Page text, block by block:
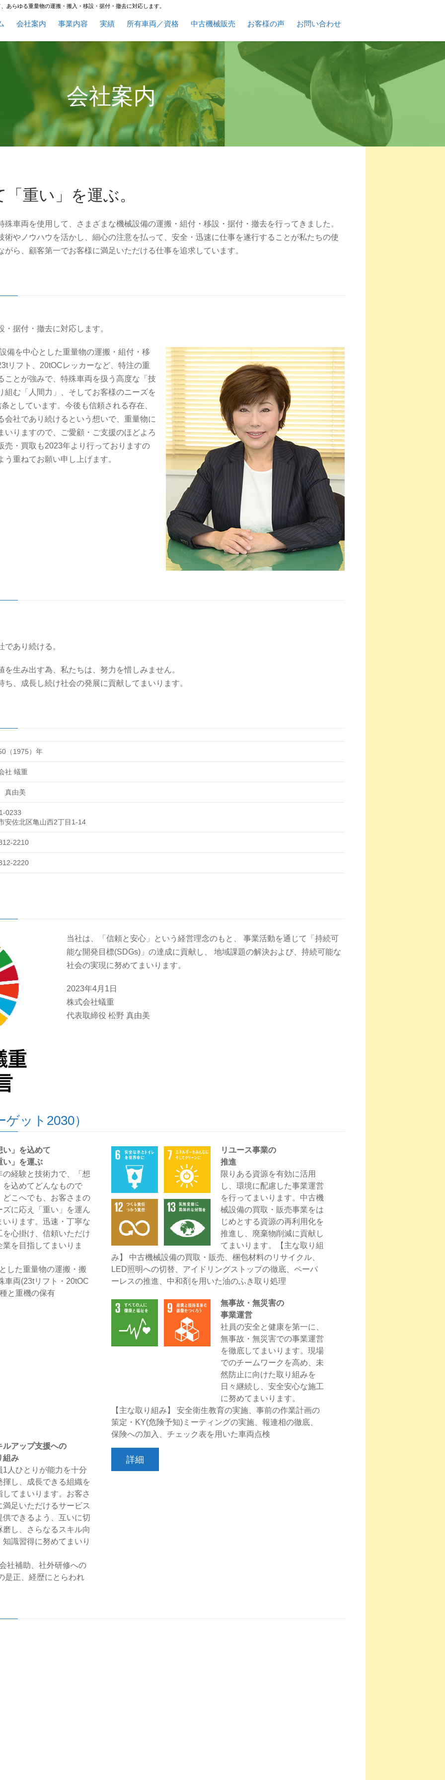
あらゆる重量物の運搬・搬入・移設・据付・撤去に対応します。
会社案内 事業内容 実績 所有車両／資格 中古機械販売 お客様の声 お問い合わせ
会社案内
重い」を運ぶ。
車両を使用して、さまざまな機械設備の運搬・組付・移設・据付・撤去を行ってきました。
術やノウハウを活かし、細心の注意を払って、安全・迅速に仕事を遂行することが私たちの使
ら、顧客第一でお客様に満足いただける仕事を追求しています。
据付・撤去に対応します。
備を中心とした重量物の運搬・組付・移
リフト、20tOCレッカーなど、特注の重
ことが強みで、特殊車両を扱う高度な「技
組む「人間力」、そしてお客様のニーズを
としています。今後も信頼される存在、
会社であり続けるという想いで、重量物に
いりますので、ご愛顧・ご支援のほどよろ
売・買取も2023年より行っておりますの
重ねてお願い申し上げます。
あり続ける。
生み出す為、私たちは、努力を惜しみません。
、成長し続け社会の発展に貢献してまいります。
（1975）年
社 蟻重
真由美
0233
安佐北区亀山西2丁目1-14
2210
2220
当社は、「信頼と安心」という経営理念のもと、 事業活動を通じて「持続可
能な開発目標(SDGs)」の達成に貢献し、 地域課題の解決および、持続可能な
社会の実現に努めてまいります。
2023年4月1日
株式会社蟻重
代表取締役 松野 真由美
ット2030）
い」を込めて
い」を運ぶ
の経験と技術力で、「想
を込めてどんなもので
どこへでも、お客さまの
ズに応え「重い」を運ん
いります。迅速・丁寧な
を心掛け、信頼いただけ
業を目指してまいりま
した重量物の運搬・搬
車両(23tリフト・20tOC
と重機の保有
リユース事業の
推進
限りある資源を有効に活用
し、環境に配慮した事業運営
を行ってまいります。中古機
械設備の買取・販売事業をは
じめとする資源の再利用化を
推進し、廃棄物削減に貢献し
てまいります。【主な取り組
み】 中古機械設備の買取・販売、梱包材料のリサイクル、
LED照明への切替、アイドリングストップの徹底、ペーパ
ーレスの推進、中和剤を用いた油のふき取り処理
無事故・無災害の
事業運営
社員の安全と健康を第一に、
無事故・無災害での事業運営
を徹底してまいります。現場
でのチームワークを高め、未
然防止に向けた取り組みを
日々継続し、安全安心な施工
に努めてまいります。
【主な取り組み】 安全衛生教育の実施、事前の作業計画の
策定・KY(危険予知)ミーティングの実施、報連相の徹底、
保険への加入、チェック表を用いた車両点検
ルアップ支援への
組み
1人ひとりが能力を十分
揮し、成長できる組織を
してまいります。お客さ
満足いただけるサービス
供できるよう、互いに切
磨し、さらなるスキル向
知識習得に努めてまいり
社補助、社外研修への
是正、経歴にとらわれ
詳細